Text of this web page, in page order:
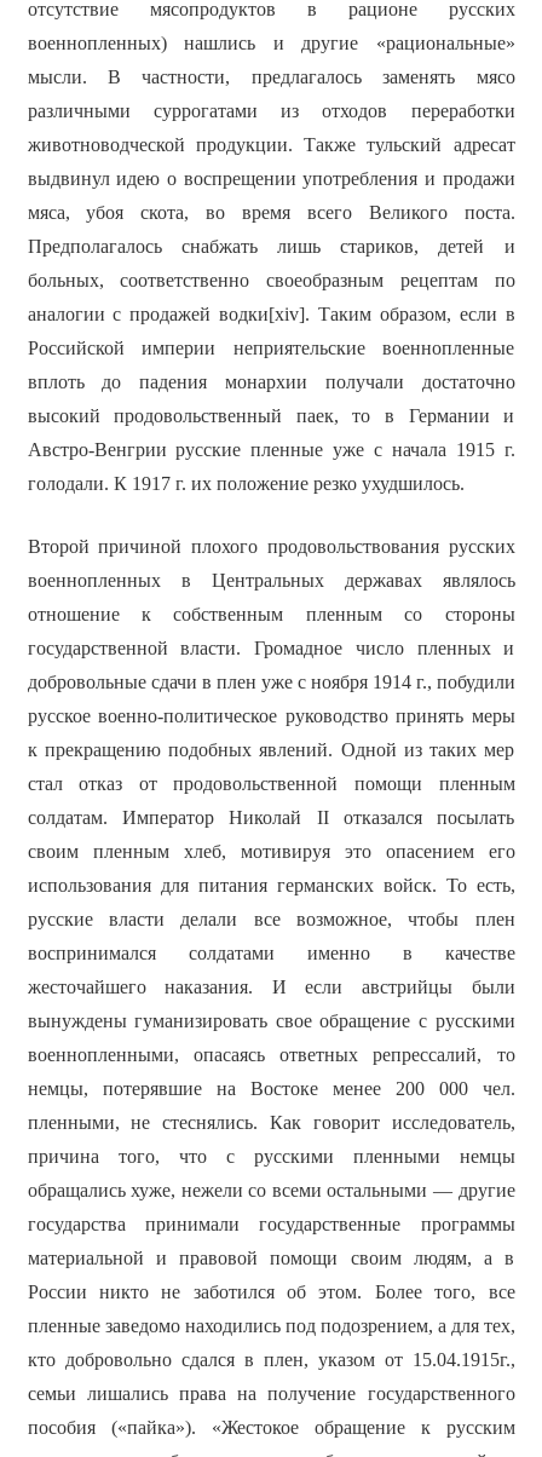
отсутствие мясопродуктов в рационе русских
военнопленных) нашлись и другие «рациональные»
мысли. В частности, предлагалось заменять мясо
различными суррогатами из отходов переработки
животноводческой продукции. Также тульский адресат
выдвинул идею о воспрещении употребления и продажи
мяса, убоя скота, во время всего Великого поста.
Предполагалось снабжать лишь стариков, детей и
больных, соответственно своеобразным рецептам по
аналогии с продажей водки[xiv]. Таким образом, если в
Российской империи неприятельские военнопленные
вплоть до падения монархии получали достаточно
высокий продовольственный паек, то в Германии и
Австро-Венгрии русские пленные уже с начала 1915 г.
голодали. К 1917 г. их положение резко ухудшилось.
Второй причиной плохого продовольствования русских
военнопленных в Центральных державах являлось
отношение к собственным пленным со стороны
государственной власти. Громадное число пленных и
добровольные сдачи в плен уже с ноября 1914 г., побудили
русское военно-политическое руководство принять меры
к прекращению подобных явлений. Одной из таких мер
стал отказ от продовольственной помощи пленным
солдатам. Император Николай II отказался посылать
своим пленным хлеб, мотивируя это опасением его
использования для питания германских войск. То есть,
русские власти делали все возможное, чтобы плен
воспринимался солдатами именно в качестве
жесточайшего наказания. И если австрийцы были
вынуждены гуманизировать свое обращение с русскими
военнопленными, опасаясь ответных репрессалий, то
немцы, потерявшие на Востоке менее 200 000 чел.
пленными, не стеснялись. Как говорит исследователь,
причина того, что с русскими пленными немцы
обращались хуже, нежели со всеми остальными — другие
государства принимали государственные программы
материальной и правовой помощи своим людям, а в
России никто не заботился об этом. Более того, все
пленные заведомо находились под подозрением, а для тех,
кто добровольно сдался в плен, указом от 15.04.1915г.,
семьи лишались права на получение государственного
пособия («пайка»). «Жестокое обращение к русским